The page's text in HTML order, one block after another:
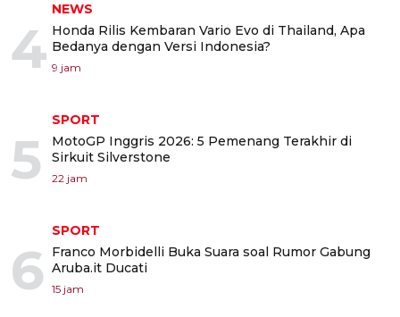
4
NEWS
Honda Rilis Kembaran Vario Evo di Thailand, Apa
Bedanya dengan Versi Indonesia?
9 jam
5
SPORT
MotoGP Inggris 2026: 5 Pemenang Terakhir di
Sirkuit Silverstone
22 jam
6
SPORT
Franco Morbidelli Buka Suara soal Rumor Gabung
Aruba.it Ducati
15 jam